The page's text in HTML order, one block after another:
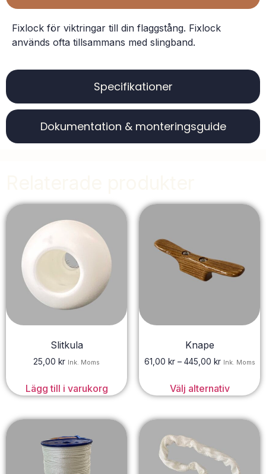
Specifikationer
Dokumentation & monteringsguide
Fixlock för viktringar till din flaggstång. Fixlock
används ofta tillsammans med slingband.
Slitkula
25,00 kr Ink. Moms
Lägg till i varukorg
Knape
61,00 kr – 445,00 kr Ink. Moms
Välj alternativ